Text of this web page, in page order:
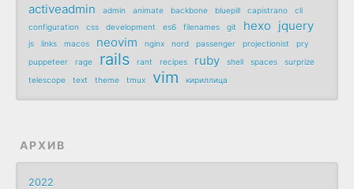
activeadmin admin animate backbone bluepill capistrano
cli
configuration
css development es6 filenames git hexo jquery
js links macos neovim nginx nord passenger projectionist
pry
puppeteer
rage rails rant recipes ruby shell spaces
surprize
telescope
text theme tmux vim кириллица
АРХИВ
2022